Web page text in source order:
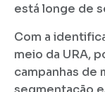
está longe de
Com a
meio da URA,
campanhas de